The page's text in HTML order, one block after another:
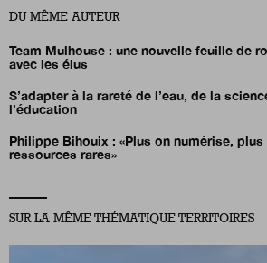
DU MÊME AUTEUR
Team Mulhouse : une nouvelle feuille de
avec les élus
S’adapter à la rareté de l’eau, de la
l’éducation
Philippe Bihouix : «Plus on numérise,
ressources rares»
SUR LA MÊME THÉMATIQUE TERRITOIRES